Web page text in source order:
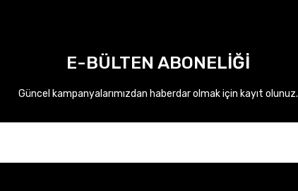
E-BÜLTEN ABONELİĞİ
Güncel kampanyalarımızdan haberdar olmak için kayıt olunuz.